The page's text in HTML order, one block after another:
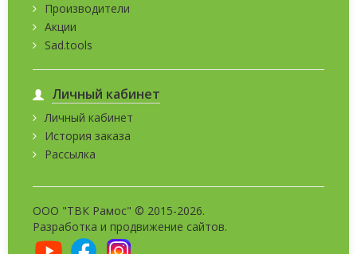
Производители
Акции
Sad.tools
Личный кабинет
Личный кабинет
История заказа
Рассылка
ООО "ТВК Рамос" © 2015-2026.
Разработка и продвижение сайтов.